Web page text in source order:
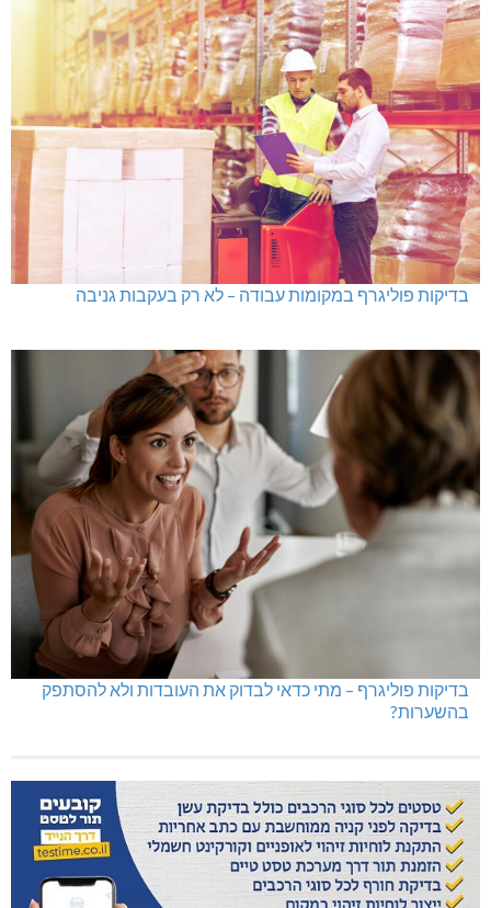
בדיקות פוליגרף במקומות עבודה – לא רק בעקבות גניבה
בדיקות פוליגרף – מתי כדאי לבדוק את העובדות ולא להסתפק
בהשערות?